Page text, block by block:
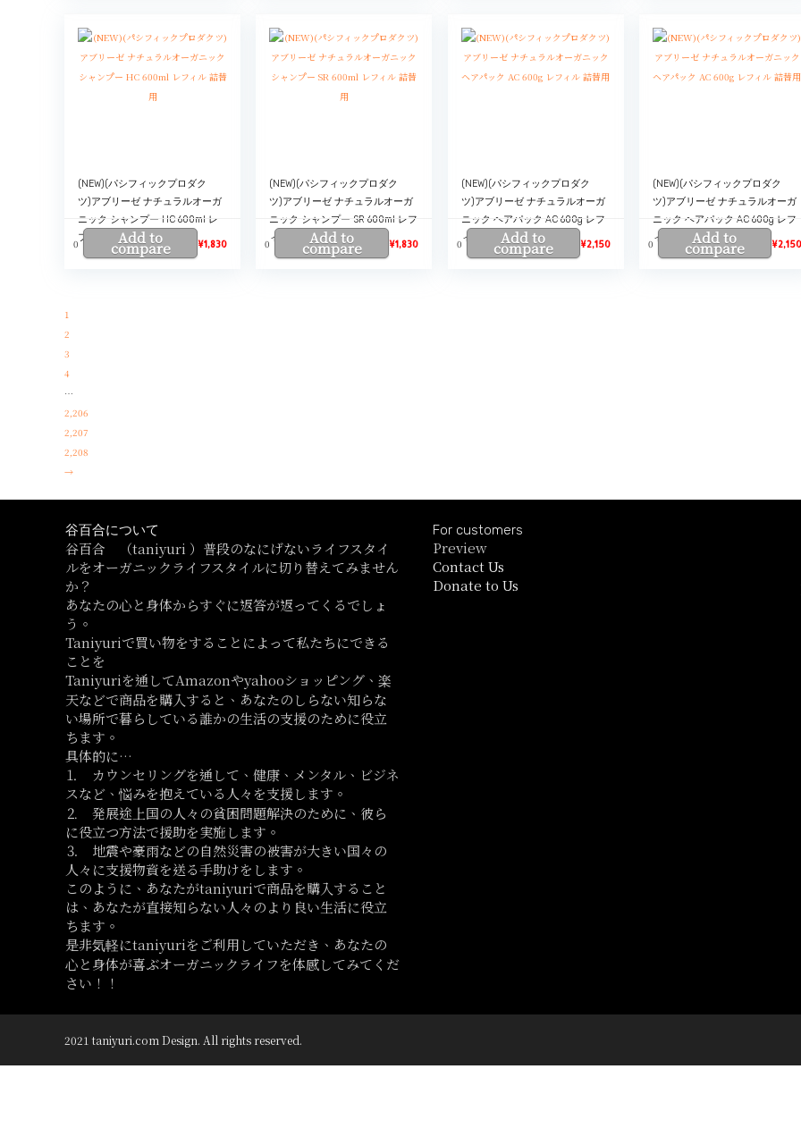
(NEW)(パシフィックプロダク
ツ)アブリーゼ ナチュラルオーガ
ニック シャンプー HC 600ml レ
フィル 詰替用
0 Add to
compare ¥1,830
(NEW)(パシフィックプロダク
ツ)アブリーゼ ナチュラルオーガ
ニック シャンプー SR 600ml レフ
ィル 詰替用
0 Add to
compare ¥1,830
(NEW)(パシフィックプロダク
ツ)アブリーゼ ナチュラルオーガ
ニック ヘアパック AC 600g レフ
ィル 詰替用
0 Add to
compare ¥2,150
(NEW)(パシフィックプロダク
ツ)アブリーゼ ナチュラルオーガ
ニック ヘアパック AC 600g レフ
ィル 詰替用
0 Add to
compare ¥2,150
1
2
3
4
…
2,206
2,207
2,208
→
谷百合について
谷百合 （taniyuri ）普段のなにげないライフスタイ
ルをオーガニックライフスタイルに切り替えてみません
か？
あなたの心と身体からすぐに返答が返ってくるでしょ
う。
Taniyuriで買い物をすることによって私たちにできる
ことを
Taniyuriを通してAmazonやyahooショッピング、楽
天などで商品を購入すると、あなたのしらない知らな
い場所で暮らしている誰かの生活の支援のために役立
ちます。
具体的に…
⒈ カウンセリングを通して、健康、メンタル、ビジネ
スなど、悩みを抱えている人々を支援します。
⒉ 発展途上国の人々の貧困問題解決のために、彼ら
に役立つ方法で援助を実施します。
⒊ 地震や豪雨などの自然災害の被害が大きい国々の
人々に支援物資を送る手助けをします。
このように、あなたがtaniyuriで商品を購入すること
は、あなたが直接知らない人々のより良い生活に役立
ちます。
是非気軽にtaniyuriをご利用していただき、あなたの
心と身体が喜ぶオーガニックライフを体感してみてくだ
さい！！
For customers
Preview
Contact Us
Donate to Us
2021 taniyuri.com Design. All rights reserved.